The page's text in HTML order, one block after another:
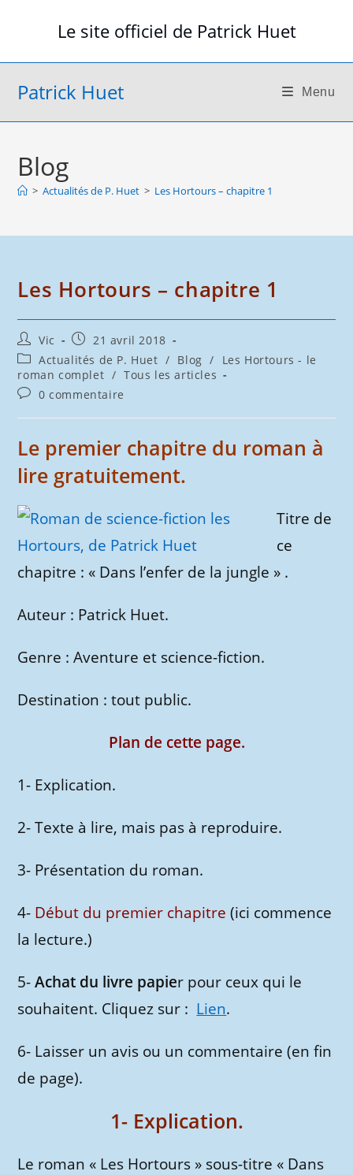
Le site officiel de Patrick Huet
Patrick Huet Menu
Blog
> Actualités de P. Huet > Les Hortours – chapitre 1
Les Hortours – chapitre 1
Auteur/autrice
de
la
publication :
Vic
Publication
publiée :
21 avril 2018
Post
category:
Actualités de P. Huet / Blog /
Les Hortours - le
roman complet / Tous les articles
Commentaires
la
publication :
0 commentaire
Le premier chapitre du roman à
lire gratuitement.
Titre de
ce
chapitre : « Dans l’enfer de la jungle » .
Auteur : Patrick Huet.
Genre : Aventure et science-fiction.
Destination : tout public.
Plan de cette page.
1- Explication.
2- Texte à lire, mais pas à reproduire.
3- Présentation du roman.
4- Début du premier chapitre (ici commence
la lecture.)
5-Achat du livre papier pour ceux qui le
souhaitent. Cliquez sur : Lien.
6- Laisser un avis ou un commentaire (en fin
de page).
1- Explication.
Le roman « Les Hortours » sous-titre « Dans